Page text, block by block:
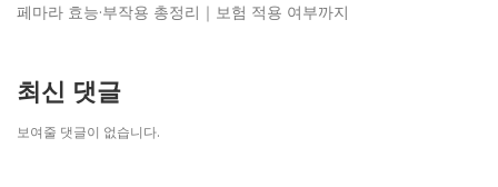
페마라 효능·부작용 총정리｜보험 적용 여부까지
최신 댓글
보여줄 댓글이 없습니다.